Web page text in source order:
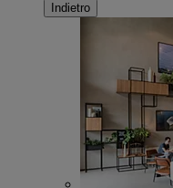
Indietro